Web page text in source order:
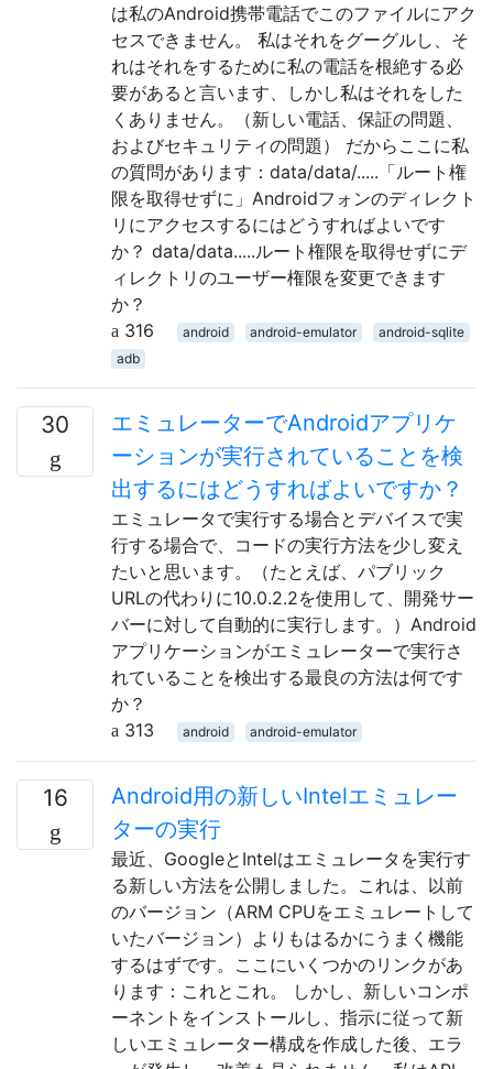
は私のAndroid携帯電話でこのファイルにアク
セスできません。 私はそれをグーグルし、そ
れはそれをするために私の電話を根絶する必
要があると言います、しかし私はそれをした
くありません。（新しい電話、保証の問題、
およびセキュリティの問題） だからここに私
の質問があります：data/data/.....「ルート権
限を取得せずに」Androidフォンのディレクト
リにアクセスするにはどうすればよいです
か？ data/data.....ルート権限を取得せずにデ
ィレクトリのユーザー権限を変更できます
か？
316
android android-emulator
android-sqlite
adb
30
エミュレーターでAndroidアプリケ
ーションが実行されていることを検
出するにはどうすればよいですか？
エミュレータで実行する場合とデバイスで実
行する場合で、コードの実行方法を少し変え
たいと思います。（たとえば、パブリック
URLの代わりに10.0.2.2を使用して、開発サー
バーに対して自動的に実行します。）Android
アプリケーションがエミュレーターで実行さ
れていることを検出する最良の方法は何です
か？
313
android android-emulator
16
Android用の新しいIntelエミュレー
ターの実行
最近、GoogleとIntelはエミュレータを実行す
る新しい方法を公開しました。これは、以前
のバージョン（ARM CPUをエミュレートして
いたバージョン）よりもはるかにうまく機能
するはずです。ここにいくつかのリンクがあ
ります：これとこれ。 しかし、新しいコンポ
ーネントをインストールし、指示に従って新
しいエミュレーター構成を作成した後、エラ